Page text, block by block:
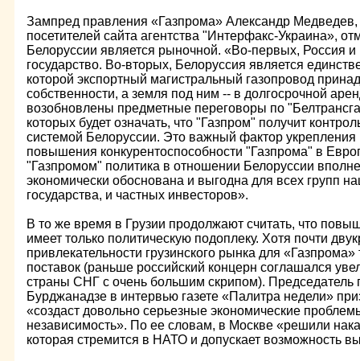
Зампред правления «Газпрома» Александр Медведев,
посетителей сайта агентства "Интерфакс-Украина»,
Белоруссии является рыночной. «Во-первых, Россия и
государство. Во-вторых, Белоруссия является
которой экспортный магистральный газопровод
собственности, а земля под ним -- в долгосрочной
возобновлены предметные переговоры по
которых будет означать, что "Газпром" получит
системой Белоруссии. Это важный фактор
повышения конкурентоспособности "Газпрома" в
"Газпромом" политика в отношении Белоруссии
экономически обоснована и выгодна для всех групп
государства, и частных инвесторов».
В то же время в Грузии продолжают считать, что
имеет только политическую подоплеку. Хотя почти
привлекательности грузинского рынка для
поставок (раньше российский концерн соглашался
страны СНГ с очень большим скрипом). Председатель
Бурджанадзе в интервью газете «Палитра недели»
«создаст довольно серьезные экономические
независимость». По ее словам, в Москве «решили
которая стремится в НАТО и допускает возможность